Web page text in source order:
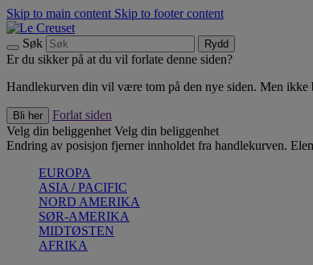
Skip to main content Skip to footer content
Søk Rydd
Er du sikker på at du vil forlate denne siden?
Handlekurven din vil være tom på den nye siden. Men
Bli her
Forlat siden
Velg din beliggenhet Velg din beliggenhet
Endring av posisjon fjerner innholdet fra handlekurven.
EUROPA
ASIA / PACIFIC
NORD AMERIKA
SØR-AMERIKA
MIDTØSTEN
AFRIKA